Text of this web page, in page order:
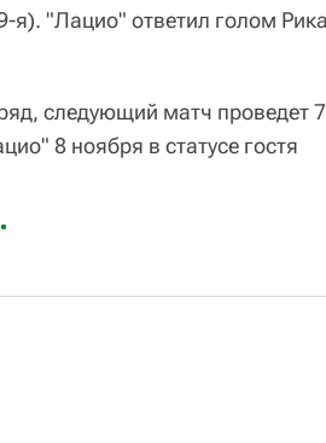
я). "Лацио" ответил голом
следующий матч проведет 7
8 ноября в статусе гостя